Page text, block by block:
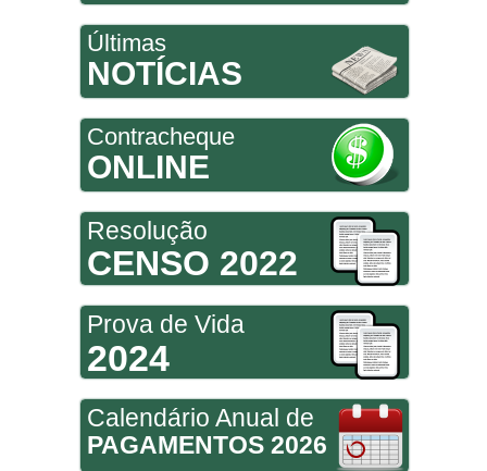
Últimas
NOTÍCIAS
Contracheque
ONLINE
Resolução
CENSO 2022
Prova de Vida
2024
Calendário Anual de
PAGAMENTOS 2026